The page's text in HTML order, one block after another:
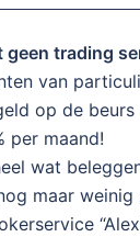
geen trading
van
op de
per maand!
wat
maar